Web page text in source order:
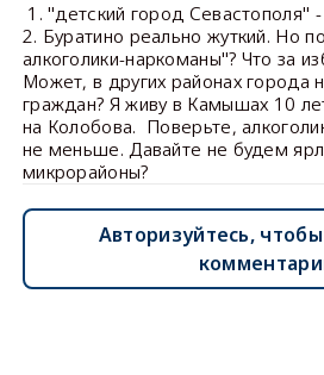
1. "детский город Севастополя"
2. Буратино реально жуткий. Но
алкоголики-наркоманы"? Что за
Может, в других районах города
граждан? Я живу в Камышах 10
на Колобова. Поверьте,
не меньше. Давайте не будем
микрорайоны?
Авторизуйтесь,